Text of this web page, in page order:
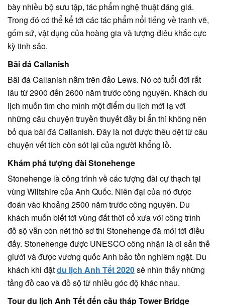
bày nhiều bộ sưu tập, tác phẩm nghệ thuật đáng giá.
Trong đó có thể kể tới các tác phẩm nổi tiếng về tranh vẽ,
gốm sứ, vật dụng của hoàng gia và tượng điêu khắc cực
kỳ tinh sảo.
Bãi đá Callanish
Bãi đá Callanish nằm trên đảo Lews. Nó có tuổi đời rất
lâu từ 2900 đến 2600 năm trước công nguyên. Khách du
lịch muốn tìm cho mình một điểm du lịch mới lạ với
những câu chuyện truyền thuyết đầy bí ẩn thì không nên
bỏ qua bãi đá Callanish. Đây là nơi được thêu dệt từ câu
chuyện vết tích còn sót lại của người khổng lồ.
Khám phá tượng đài Stonehenge
Stonehenge là công trình về các tượng đài cự thạch tại
vùng Wiltshire của Anh Quốc. Niên đại của nó được
đoán vào khoảng 2500 năm trước công nguyên. Du
khách muốn biết tới vùng đất thời cổ xưa với công trình
đồ sộ vẫn còn nét thô sơ thì Stonehenge đã mới tới điều
đấy. Stonehenge được UNESCO công nhận là di sản thế
giưới và được vương quốc Anh bảo tồn nghiêm ngặt. Du
khách khi đặtdu lịch Anh Tết 2020sẽ nhìn thấy những
tảng đồ cao và đồ sộ từ nhiều góc độ khác nhau.
Tour du lịch Anh Tết đến cầu tháp Tower Bridge